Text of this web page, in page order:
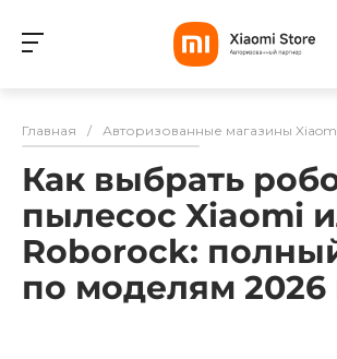
Разбейте
оплатуна части
без переплат
Главная / Авторизованные магазины
Как выбрать
пылесос Xiaomi
Roborock:
по моделям 2026